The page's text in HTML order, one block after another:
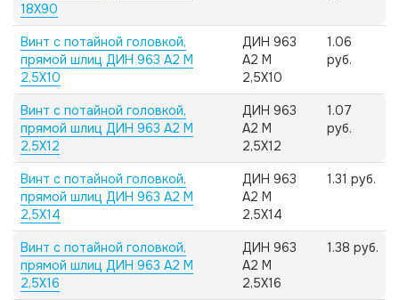
18X90
Винт с потайной головкой,
прямой шлиц ДИН 963 А2 M
2,5X10
ДИН 963
А2 M
2,5X10
1.06
руб.
Винт с потайной головкой,
прямой шлиц ДИН 963 А2 M
2,5X12
ДИН 963
А2 M
2,5X12
1.07
руб.
Винт с потайной головкой,
прямой шлиц ДИН 963 А2 M
2,5X14
ДИН 963
А2 M
2,5X14
1.31 руб.
Винт с потайной головкой,
прямой шлиц ДИН 963 А2 M
2,5X16
ДИН 963
А2 M
2,5X16
1.38 руб.